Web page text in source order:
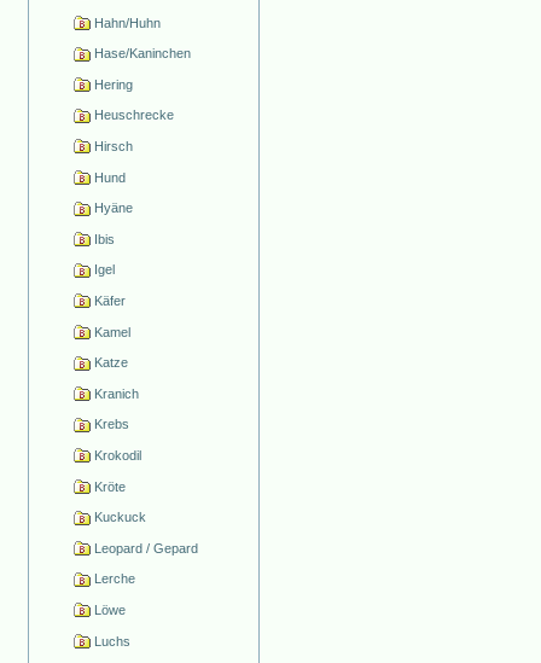
Hahn/Huhn
Hase/Kaninchen
Hering
Heuschrecke
Hirsch
Hund
Hyäne
Ibis
Igel
Käfer
Kamel
Katze
Kranich
Krebs
Krokodil
Kröte
Kuckuck
Leopard / Gepard
Lerche
Löwe
Luchs